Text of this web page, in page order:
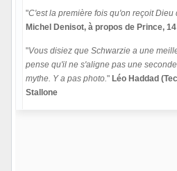
"C'est la première fois qu'on reçoit Dieu
Michel Denisot, à propos de Prince,
"Vous disiez que Schwarzie a une
pense qu'il ne s'aligne pas une
mythe. Y a pas photo." Léo Haddad
Stallone